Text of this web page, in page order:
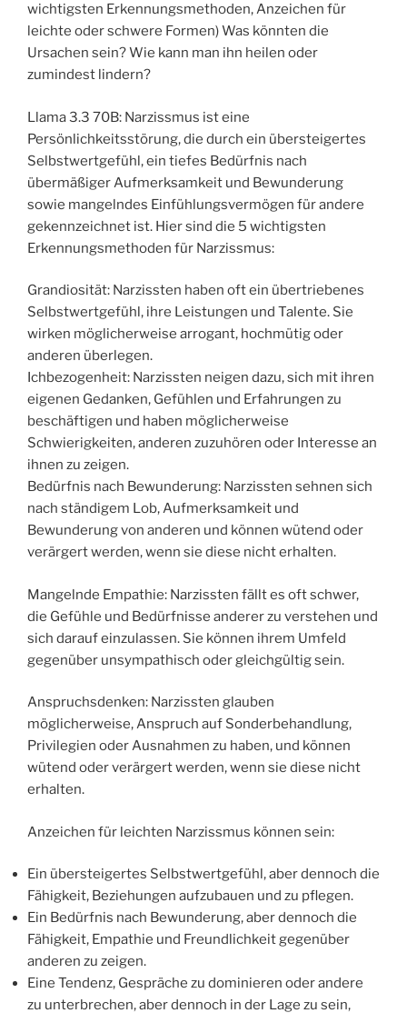
wichtigsten Erkennungsmethoden, Anzeichen für
leichte oder schwere Formen) Was könnten die
Ursachen sein? Wie kann man ihn heilen oder
zumindest lindern?
Llama 3.3 70B: Narzissmus ist eine
Persönlichkeitsstörung, die durch ein übersteigertes
Selbstwertgefühl, ein tiefes Bedürfnis nach
übermäßiger Aufmerksamkeit und Bewunderung
sowie mangelndes Einfühlungsvermögen für andere
gekennzeichnet ist. Hier sind die 5 wichtigsten
Erkennungsmethoden für Narzissmus:
Grandiosität: Narzissten haben oft ein übertriebenes
Selbstwertgefühl, ihre Leistungen und Talente. Sie
wirken möglicherweise arrogant, hochmütig oder
anderen überlegen.
Ichbezogenheit: Narzissten neigen dazu, sich mit ihren
eigenen Gedanken, Gefühlen und Erfahrungen zu
beschäftigen und haben möglicherweise
Schwierigkeiten, anderen zuzuhören oder Interesse an
ihnen zu zeigen.
Bedürfnis nach Bewunderung: Narzissten sehnen sich
nach ständigem Lob, Aufmerksamkeit und
Bewunderung von anderen und können wütend oder
verärgert werden, wenn sie diese nicht erhalten.
Mangelnde Empathie: Narzissten fällt es oft schwer,
die Gefühle und Bedürfnisse anderer zu verstehen und
sich darauf einzulassen. Sie können ihrem Umfeld
gegenüber unsympathisch oder gleichgültig sein.
Anspruchsdenken: Narzissten glauben
möglicherweise, Anspruch auf Sonderbehandlung,
Privilegien oder Ausnahmen zu haben, und können
wütend oder verärgert werden, wenn sie diese nicht
erhalten.
Anzeichen für leichten Narzissmus können sein:
Ein übersteigertes Selbstwertgefühl, aber dennoch die
Fähigkeit, Beziehungen aufzubauen und zu pflegen.
Ein Bedürfnis nach Bewunderung, aber dennoch die
Fähigkeit, Empathie und Freundlichkeit gegenüber
anderen zu zeigen.
Eine Tendenz, Gespräche zu dominieren oder andere
zu unterbrechen, aber dennoch in der Lage zu sein,